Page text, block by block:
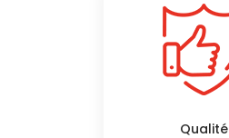
Qualité